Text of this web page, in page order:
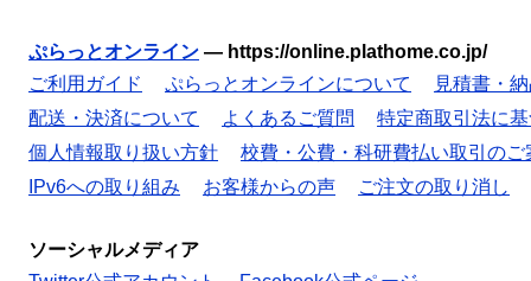
ぷらっとオンライン — https://online.plathome.co.jp/
ご利用ガイド
ぷらっとオンラインについて
見積書・
配送・決済について
よくあるご質問
特定商取引法に
個人情報取り扱い方針
校費・公費・科研費払い取引のご
IPv6への取り組み
お客様からの声 ご注文の取り消し
ソーシャルメディア